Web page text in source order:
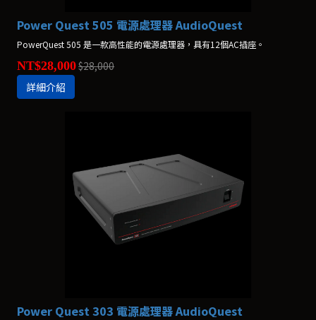
Power Quest 505 電源處理器 AudioQuest
PowerQuest 505 是一款高性能的電源處理器，具有12個AC插座。
NT$28,000$28,000
詳細介紹
Power Quest 303 電源處理器 AudioQuest